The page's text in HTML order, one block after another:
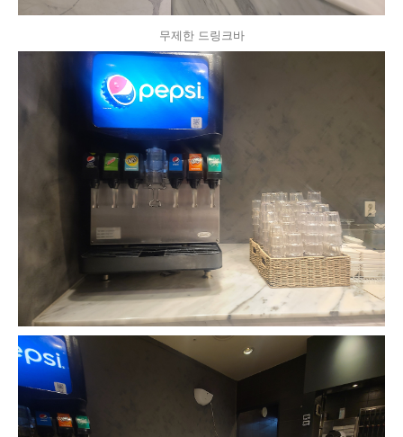
무제한 드링크바